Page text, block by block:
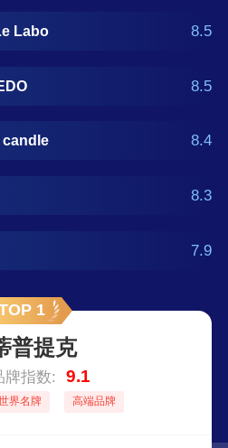
Labo 8.5
8.5
candle 8.4
8.3
7.9
1
普提克
牌指数: 9.1
界名牌 高端品牌